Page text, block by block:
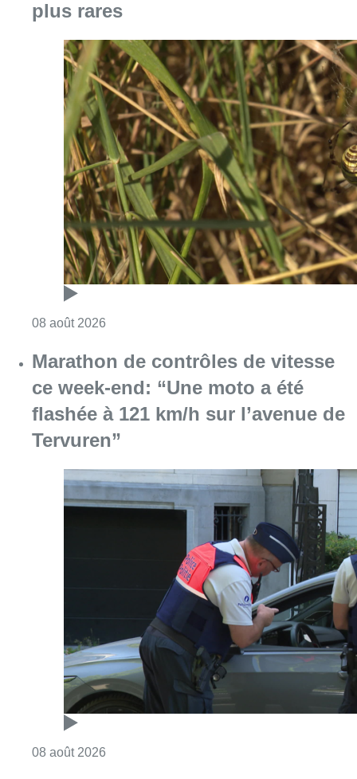
plus rares
08 août 2026
Marathon de contrôles de vitesse
ce week-end: “Une moto a été
flashée à 121 km/h sur l’avenue de
Tervuren”
08 août 2026